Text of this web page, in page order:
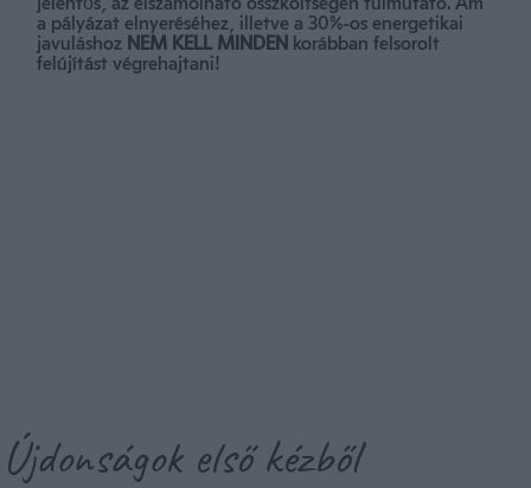
a pályázat elnyeréséhez, illetve a 30%-os energetikai
javuláshoz NEM KELL MINDEN
korábban felsorolt
felújítást végrehajtani!
Újdonságok első kézből